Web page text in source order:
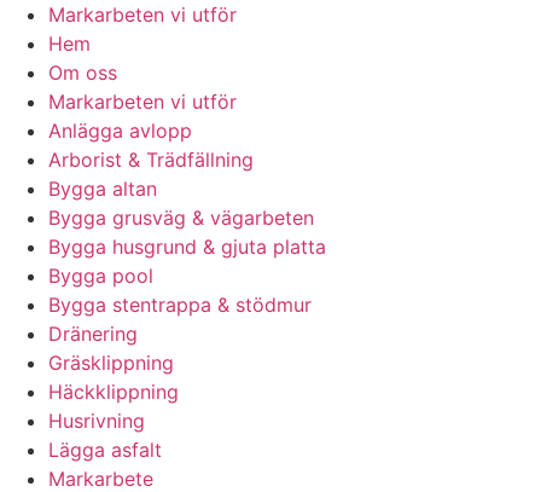
Markarbeten vi utför
Hem
Om oss
Markarbeten vi utför
Anlägga avlopp
Arborist & Trädfällning
Bygga altan
Bygga grusväg & vägarbeten
Bygga husgrund & gjuta platta
Bygga pool
Bygga stentrappa & stödmur
Dränering
Gräsklippning
Häckklippning
Husrivning
Lägga asfalt
Markarbete